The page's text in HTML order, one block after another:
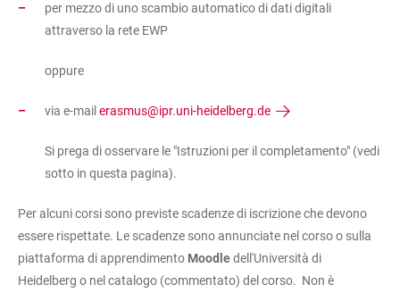
per mezzo di uno scambio automatico di dati digitali
attraverso la rete EWP
oppure
via e-mail erasmus@ipr.uni-heidelberg.de
Si prega di osservare le "Istruzioni per il completamento" (vedi
sotto in questa pagina).
Per alcuni corsi sono previste scadenze di iscrizione che devono
essere rispettate. Le scadenze sono annunciate nel corso o sulla
piattaforma di apprendimento Moodledell'Università di
Heidelberg o nel catalogo (commentato) del corso. Non è